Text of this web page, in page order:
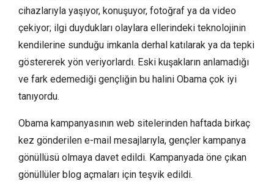
cihazlarıyla yaşıyor, konuşuyor, fotoğraf ya da video
çekiyor; ilgi duydukları olaylara ellerindeki teknolojinin
kendilerine sunduğu imkanla derhal katılarak ya da tepki
göstererek yön veriyorlardı. Eski kuşakların anlamadığı
ve fark edemediği gençliğin bu halini Obama çok iyi
tanıyordu.
Obama kampanyasının web sitelerinden haftada birkaç
kez gönderilen e-mail mesajlarıyla, gençler kampanya
gönüllüsü olmaya davet edildi. Kampanyada öne çıkan
gönüllüler blog açmaları için teşvik edildi.